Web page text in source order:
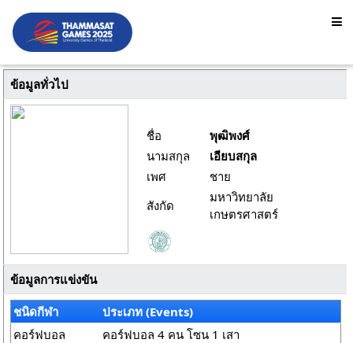
ข้อมูลทั่วไป
ชื่อ
พุฒิพงศ์
นามสกุล
เอียบสกุล
เพศ
ชาย
สังกัด
มหาวิทยาลัย
เกษตรศาสตร์
ข้อมูลการแข่งขัน
ชนิดกีฬา
ประเภท (Events)
คอร์ฟบอล
คอร์ฟบอล 4 คน โซน 1 เสา